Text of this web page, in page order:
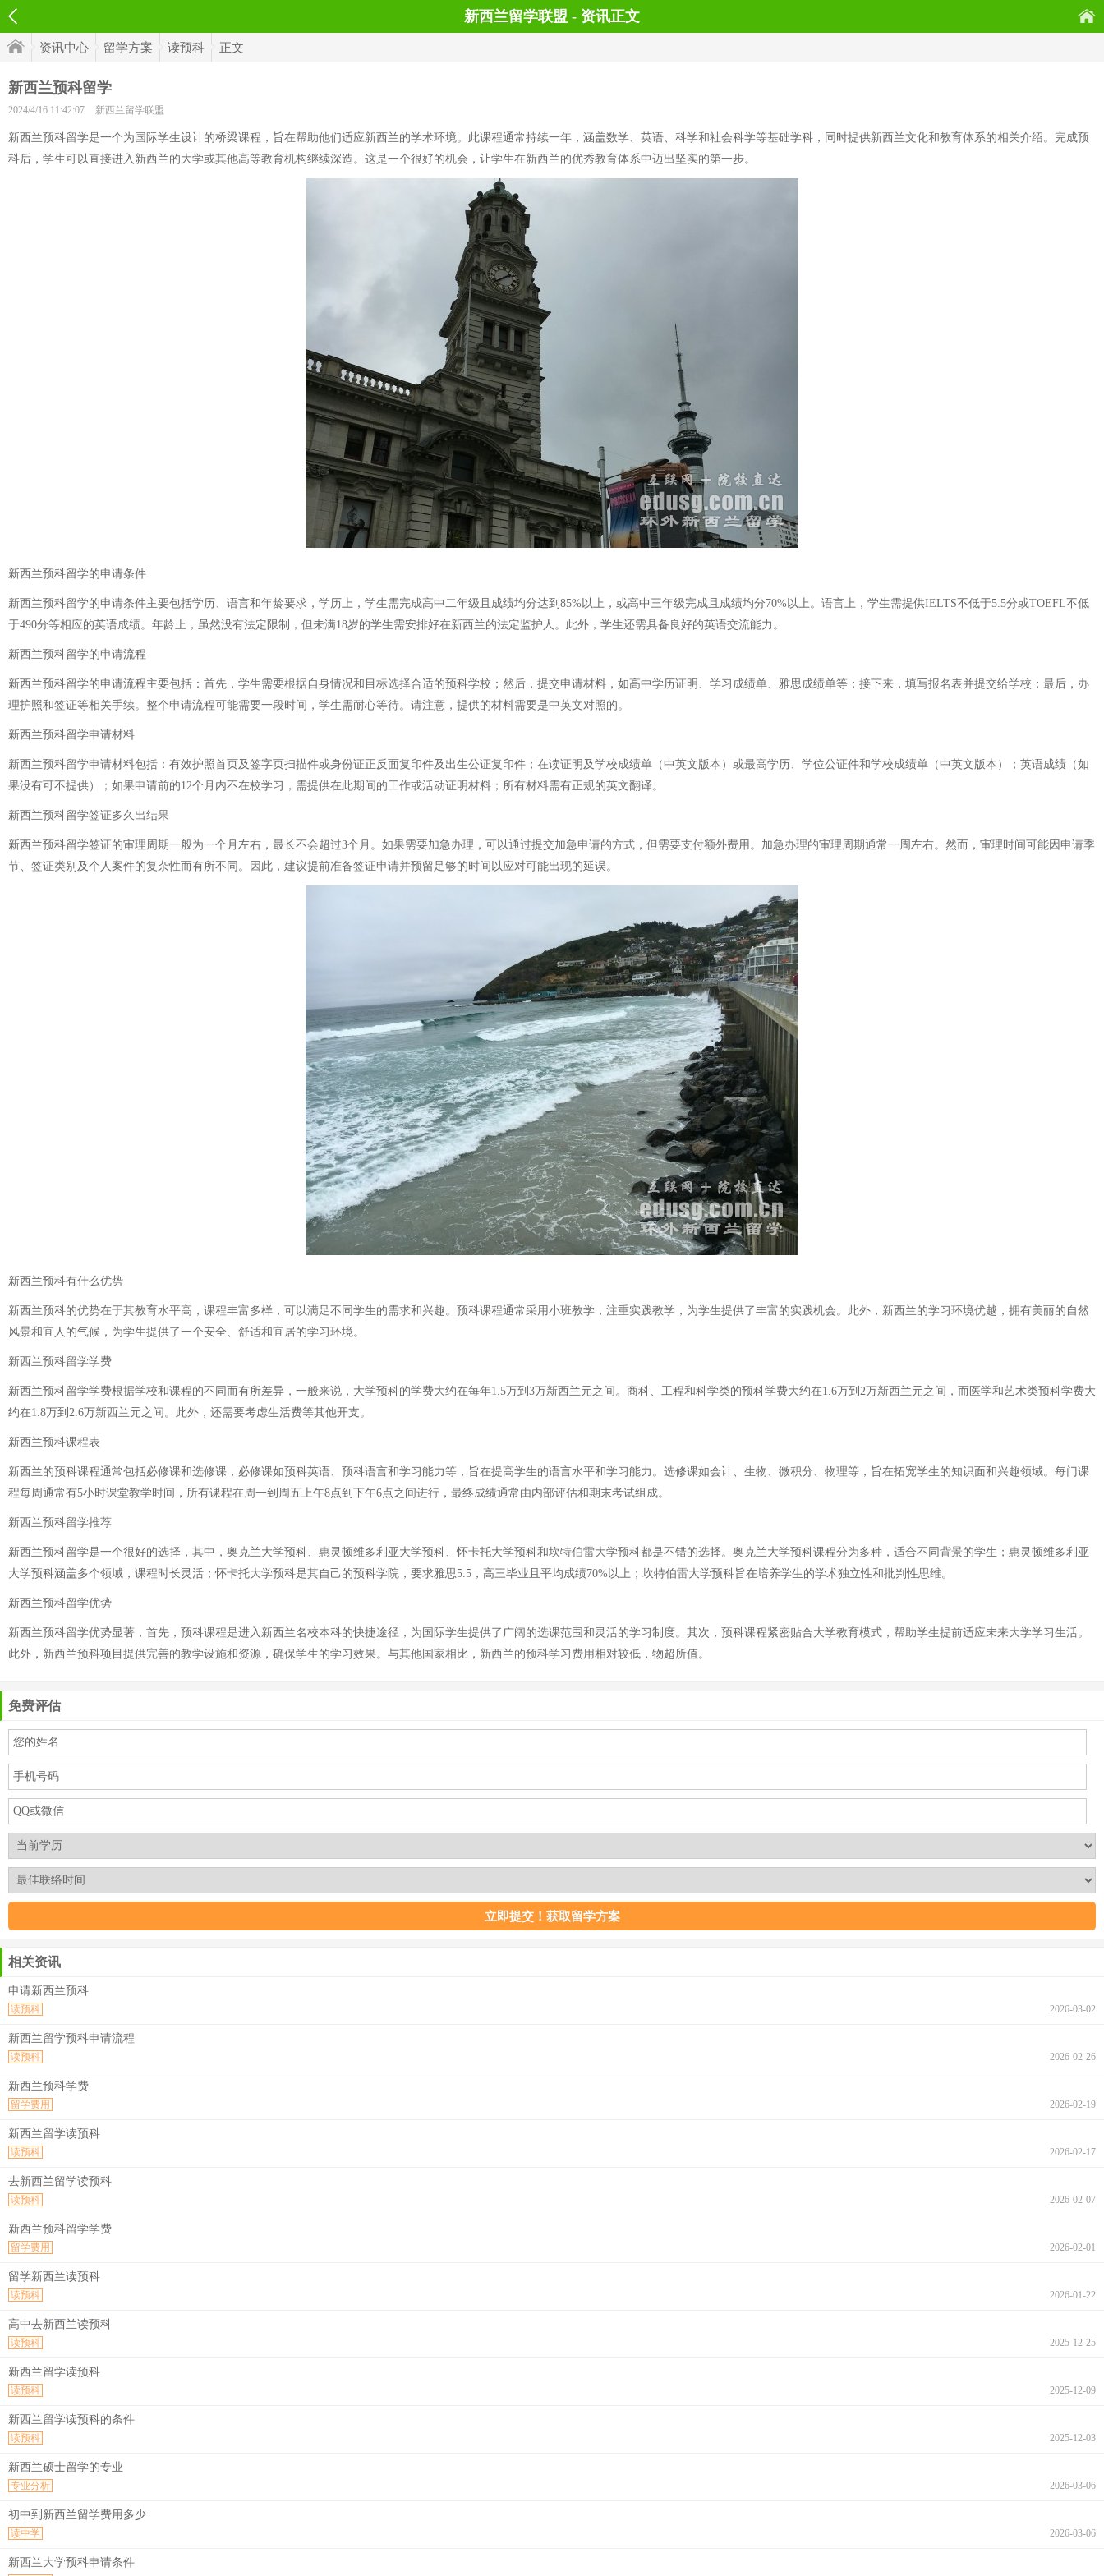
新西兰留学联盟 - 资讯正文
资讯中心 留学方案 读预科 正文
新西兰预科留学
2024/4/16 11:42:07 新西兰留学联盟
新西兰预科留学是一个为国际学生设计的桥梁课程，旨在帮助他们适应新西兰的学术环境。此课程通常持续一年，涵盖数学、英语、科学和社会科学等基础学科，同时提供新西兰文化和教育体系的相关介绍。完成预
科后，学生可以直接进入新西兰的大学或其他高等教育机构继续深造。这是一个很好的机会，让学生在新西兰的优秀教育体系中迈出坚实的第一步。
新西兰预科留学的申请条件
新西兰预科留学的申请条件主要包括学历、语言和年龄要求，学历上，学生需完成高中二年级且成绩均分达到85%以上，或高中三年级完成且成绩均分70%以上。语言上，学生需提供IELTS不低于5.5分或TOEFL不低
于490分等相应的英语成绩。年龄上，虽然没有法定限制，但未满18岁的学生需安排好在新西兰的法定监护人。此外，学生还需具备良好的英语交流能力。
新西兰预科留学的申请流程
新西兰预科留学的申请流程主要包括：首先，学生需要根据自身情况和目标选择合适的预科学校；然后，提交申请材料，如高中学历证明、学习成绩单、雅思成绩单等；接下来，填写报名表并提交给学校；最后，办
理护照和签证等相关手续。整个申请流程可能需要一段时间，学生需耐心等待。请注意，提供的材料需要是中英文对照的。
新西兰预科留学申请材料
新西兰预科留学申请材料包括：有效护照首页及签字页扫描件或身份证正反面复印件及出生公证复印件；在读证明及学校成绩单（中英文版本）或最高学历、学位公证件和学校成绩单（中英文版本）；英语成绩（如
果没有可不提供）；如果申请前的12个月内不在校学习，需提供在此期间的工作或活动证明材料；所有材料需有正规的英文翻译。
新西兰预科留学签证多久出结果
新西兰预科留学签证的审理周期一般为一个月左右，最长不会超过3个月。如果需要加急办理，可以通过提交加急申请的方式，但需要支付额外费用。加急办理的审理周期通常一周左右。然而，审理时间可能因申请季
节、签证类别及个人案件的复杂性而有所不同。因此，建议提前准备签证申请并预留足够的时间以应对可能出现的延误。
新西兰预科有什么优势
新西兰预科的优势在于其教育水平高，课程丰富多样，可以满足不同学生的需求和兴趣。预科课程通常采用小班教学，注重实践教学，为学生提供了丰富的实践机会。此外，新西兰的学习环境优越，拥有美丽的自然
风景和宜人的气候，为学生提供了一个安全、舒适和宜居的学习环境。
新西兰预科留学学费
新西兰预科留学学费根据学校和课程的不同而有所差异，一般来说，大学预科的学费大约在每年1.5万到3万新西兰元之间。商科、工程和科学类的预科学费大约在1.6万到2万新西兰元之间，而医学和艺术类预科学费大
约在1.8万到2.6万新西兰元之间。此外，还需要考虑生活费等其他开支。
新西兰预科课程表
新西兰的预科课程通常包括必修课和选修课，必修课如预科英语、预科语言和学习能力等，旨在提高学生的语言水平和学习能力。选修课如会计、生物、微积分、物理等，旨在拓宽学生的知识面和兴趣领域。每门课
程每周通常有5小时课堂教学时间，所有课程在周一到周五上午8点到下午6点之间进行，最终成绩通常由内部评估和期末考试组成。
新西兰预科留学推荐
新西兰预科留学是一个很好的选择，其中，奥克兰大学预科、惠灵顿维多利亚大学预科、怀卡托大学预科和坎特伯雷大学预科都是不错的选择。奥克兰大学预科课程分为多种，适合不同背景的学生；惠灵顿维多利亚
大学预科涵盖多个领域，课程时长灵活；怀卡托大学预科是其自己的预科学院，要求雅思5.5，高三毕业且平均成绩70%以上；坎特伯雷大学预科旨在培养学生的学术独立性和批判性思维。
新西兰预科留学优势
新西兰预科留学优势显著，首先，预科课程是进入新西兰名校本科的快捷途径，为国际学生提供了广阔的选课范围和灵活的学习制度。其次，预科课程紧密贴合大学教育模式，帮助学生提前适应未来大学学习生活。
此外，新西兰预科项目提供完善的教学设施和资源，确保学生的学习效果。与其他国家相比，新西兰的预科学习费用相对较低，物超所值。
免费评估
相关资讯
申请新西兰预科
2026-03-02
读预科
新西兰留学预科申请流程
2026-02-26
读预科
新西兰预科学费
2026-02-19
留学费用
新西兰留学读预科
2026-02-17
读预科
去新西兰留学读预科
2026-02-07
读预科
新西兰预科留学学费
2026-02-01
留学费用
留学新西兰读预科
2026-01-22
读预科
高中去新西兰读预科
2025-12-25
读预科
新西兰留学读预科
2025-12-09
读预科
新西兰留学读预科的条件
2025-12-03
读预科
新西兰硕士留学的专业
2026-03-06
专业分析
初中到新西兰留学费用多少
2026-03-06
读中学
新西兰大学预科申请条件